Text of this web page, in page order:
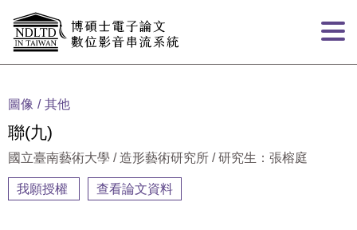
圖像 其他
聯(九)
國立臺南藝術大學 / 造形藝術研究所 / 研究生：張榕庭
我願授權 查看論文資料